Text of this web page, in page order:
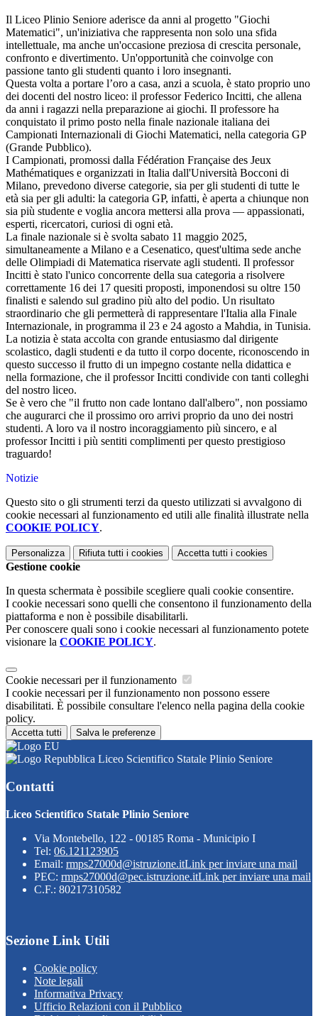
Il Liceo Plinio Seniore aderisce da anni al progetto "Giochi
Matematici", un'iniziativa che rappresenta non solo una sfida
intellettuale, ma anche un'occasione preziosa di crescita personale,
confronto e divertimento. Un'opportunità che coinvolge con
passione tanto gli studenti quanto i loro insegnanti.
Questa volta a portare l’oro a casa, anzi a scuola, è stato proprio uno
dei docenti del nostro liceo: il professor Federico Incitti, che allena
da anni i ragazzi nella preparazione ai giochi. Il professore ha
conquistato il primo posto nella finale nazionale italiana dei
Campionati Internazionali di Giochi Matematici, nella categoria GP
(Grande Pubblico).
I Campionati, promossi dalla Fédération Française des Jeux
Mathématiques e organizzati in Italia dall'Università Bocconi di
Milano, prevedono diverse categorie, sia per gli studenti di tutte le
età sia per gli adulti: la categoria GP, infatti, è aperta a chiunque non
sia più studente e voglia ancora mettersi alla prova — appassionati,
esperti, ricercatori, curiosi di ogni età.
La finale nazionale si è svolta sabato 11 maggio 2025,
simultaneamente a Milano e a Cesenatico, quest'ultima sede anche
delle Olimpiadi di Matematica riservate agli studenti. Il professor
Incitti è stato l'unico concorrente della sua categoria a risolvere
correttamente 16 dei 17 quesiti proposti, imponendosi su oltre 150
finalisti e salendo sul gradino più alto del podio. Un risultato
straordinario che gli permetterà di rappresentare l'Italia alla Finale
Internazionale, in programma il 23 e 24 agosto a Mahdia, in Tunisia.
La notizia è stata accolta con grande entusiasmo dal dirigente
scolastico, dagli studenti e da tutto il corpo docente, riconoscendo in
questo successo il frutto di un impegno costante nella didattica e
nella formazione, che il professor Incitti condivide con tanti colleghi
del nostro liceo.
Se è vero che "il frutto non cade lontano dall'albero", non possiamo
che augurarci che il prossimo oro arrivi proprio da uno dei nostri
studenti. A loro va il nostro incoraggiamento più sincero, e al
professor Incitti i più sentiti complimenti per questo prestigioso
traguardo!
Notizie
Questo sito o gli strumenti terzi da questo utilizzati si avvalgono di
cookie necessari al funzionamento ed utili alle finalità illustrate nella
COOKIE POLICY.
Personalizza Rifiuta tutti i cookies Accetta tutti i cookies
Gestione cookie
In questa schermata è possibile scegliere quali cookie consentire.
I cookie necessari sono quelli che consentono il funzionamento della
piattaforma e non è possibile disabilitarli.
Per conoscere quali sono i cookie necessari al funzionamento potete
visionare la COOKIE POLICY.
Cookie necessari per il funzionamento
I cookie necessari per il funzionamento non possono essere
disabilitati. È possibile consultare l'elenco nella pagina della cookie
policy.
Accetta tutti Salva le preferenze
Liceo Scientifico Statale Plinio Seniore
Contatti
Liceo Scientifico Statale Plinio Seniore
Via Montebello, 122 - 00185 Roma - Municipio I
Tel: 06.121123905
Email: rmps27000d@istruzione.itLink per inviare una mail
PEC: rmps27000d@pec.istruzione.itLink per inviare una mail
C.F.: 80217310582
Sezione Link Utili
Cookie policy
Note legali
Informativa Privacy
Ufficio Relazioni con il Pubblico